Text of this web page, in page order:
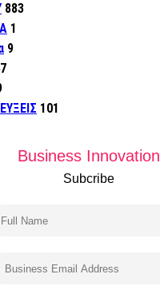
883
1
9
101
Business Innovation
Subcribe